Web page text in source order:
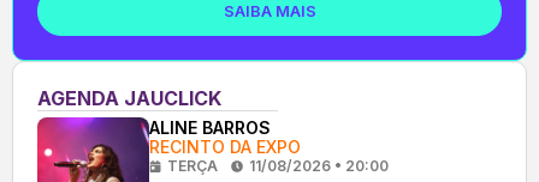
SAIBA MAIS
AGENDA JAUCLICK
ALINE BARROS
RECINTO DA EXPO
TERÇA 11/08/2026 • 20:00